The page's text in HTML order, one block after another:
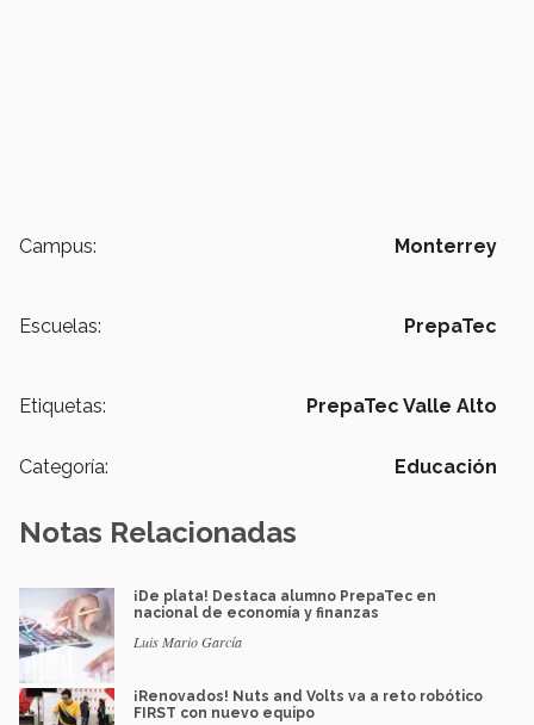
Campus: Monterrey
Escuelas: PrepaTec
Etiquetas: PrepaTec Valle Alto
Categoría: Educación
Notas Relacionadas
¡De plata! Destaca alumno PrepaTec en
nacional de economía y finanzas
Luis Mario García
¡Renovados! Nuts and Volts va a reto robótico
FIRST con nuevo equipo